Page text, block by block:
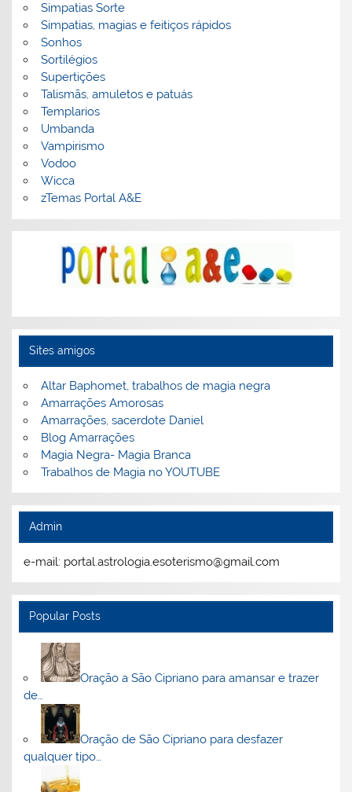
Simpatias Sorte
Simpatias, magias e feitiços rápidos
Sonhos
Sortilégios
Supertições
Talismãs, amuletos e patuás
Templarios
Umbanda
Vampirismo
Vodoo
Wicca
zTemas Portal A&E
Sites amigos
Altar Baphomet, trabalhos de magia negra
Amarrações Amorosas
Amarrações, sacerdote Daniel
Blog Amarrações
Magia Negra- Magia Branca
Trabalhos de Magia no YOUTUBE
Admin
e-mail: portal.astrologia.esoterismo@gmail.com
Popular Posts
Oração a São Cipriano para amansar e trazer
de…
Oração de São Cipriano para desfazer
qualquer tipo…